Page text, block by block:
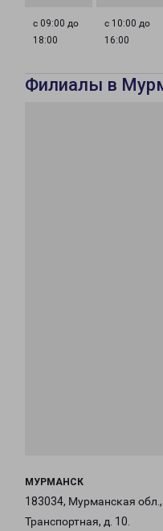
с 09:00 до
18:00
с 10:00 до
16:00
Филиалы в
МУРМАНСК
183034, Мурманская
Транспортная, д. 10.